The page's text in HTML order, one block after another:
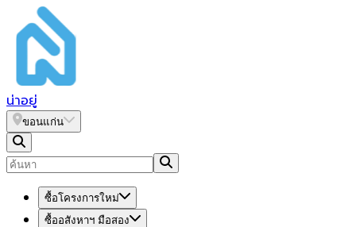
น่าอยู่
ขอนแก่น
ซื้อโครงการใหม่
ซื้ออสังหาฯ มือสอง